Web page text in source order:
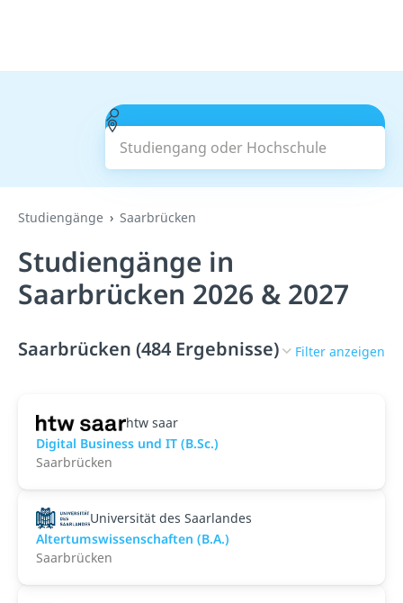
Studiengang oder Hochschule
Suchen
Studiengänge Saarbrücken
Studiengänge in
Saarbrücken 2026 & 2027
Saarbrücken (484 Ergebnisse) Filter anzeigen
htw saar
Digital Business und IT (B.Sc.)
Saarbrücken
Universität des Saarlandes
Altertumswissenschaften (B.A.)
Saarbrücken